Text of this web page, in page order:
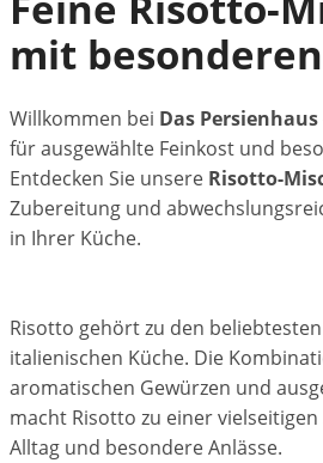
mit
Willkommen bei Das Persienhaus
für ausgewählte Feinkost und
Entdecken Sie unsere Risotto-
Zubereitung und
in Ihrer Küche.
Risotto gehört zu den
italienischen Küche. Die
aromatischen Gewürzen und
macht Risotto zu einer
Alltag und besondere Anlässe.